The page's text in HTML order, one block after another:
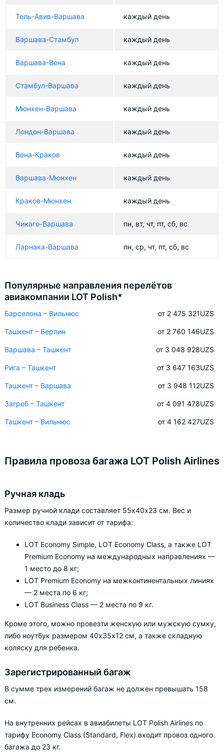
Тель-Авив-Варшава каждый день
Варшава-Стамбул каждый день
Варшава-Вена каждый день
Стамбул-Варшава каждый день
Мюнхен-Варшава каждый день
Лондон-Варшава каждый день
Вена-Краков каждый день
Варшава-Мюнхен каждый день
Краков-Мюнхен каждый день
Чикаго-Варшава пн, вт, чт, пт, сб, вс
Ларнака-Варшава пн, ср, чт, пт, сб, вс
Популярные направления перелётов
авиакомпании LOT Polish*
Барселона – Вильнюс от 2 475 321UZS
Ташкент – Берлин от 2 760 146UZS
Варшава – Ташкент от 3 048 928UZS
Рига – Ташкент от 3 647 163UZS
Ташкент – Варшава от 3 948 112UZS
Загреб – Ташкент от 4 091 478UZS
Ташкент – Вильнюс от 4 162 427UZS
Правила провоза багажа LOT Polish Airlines
Ручная кладь
Размер ручной клади составляет 55х40х23 см. Вес и
количество клади зависит от тарифа:
LOT Economy Simple, LOT Economy Class, а также LOT
Premium Economy на международных направлениях —
1 место до 8 кг;
LOT Premium Economy на межконтинентальных линиях
— 2 места по 6 кг;
LOT Business Class — 2 места по 9 кг.
Кроме этого, можно провезти женскую или мужскую сумку,
либо ноутбук размером 40х35х12 см, а также складную
коляску для ребенка.
Зарегистрированный багаж
В сумме трех измерений багаж не должен превышать 158
см.
На внутренних рейсах в авиабилеты LOT Polish Airlines по
тарифу Economy Class (Standard, Flex) входит провоз одного
багажа до 23 кг.